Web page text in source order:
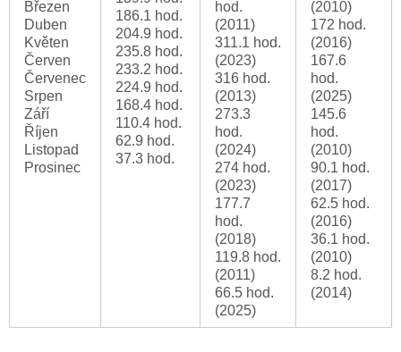
Březen
Duben
Květen
Červen
Červenec
Srpen
Září
Říjen
Listopad
Prosinec
186.1 hod.
204.9 hod.
235.8 hod.
233.2 hod.
224.9 hod.
168.4 hod.
110.4 hod.
62.9 hod.
37.3 hod.
hod.
(2011)
311.1 hod.
(2023)
316 hod.
(2013)
273.3
hod.
(2024)
274 hod.
(2023)
177.7
hod.
(2018)
119.8 hod.
(2011)
66.5 hod.
(2025)
(2010)
172 hod.
(2016)
167.6
hod.
(2025)
145.6
hod.
(2010)
90.1 hod.
(2017)
62.5 hod.
(2016)
36.1 hod.
(2010)
8.2 hod.
(2014)